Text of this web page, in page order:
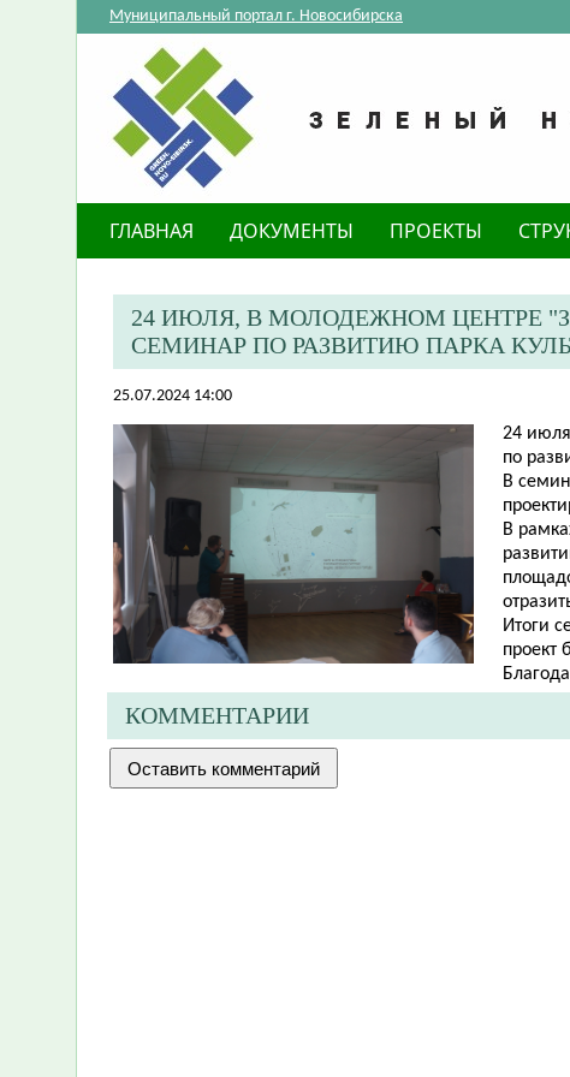
Муниципальный портал г. Новосибирска
ГЛАВНАЯ ДОКУМЕНТЫ ПРОЕКТЫ
​24 ИЮЛЯ, В МОЛОДЕЖНОМ ЦЕНТРЕ
СЕМИНАР ПО РАЗВИТИЮ ПАРКА
25.07.2024 14:00
​24
по
В
В
Итоги
проект
КОММЕНТАРИИ